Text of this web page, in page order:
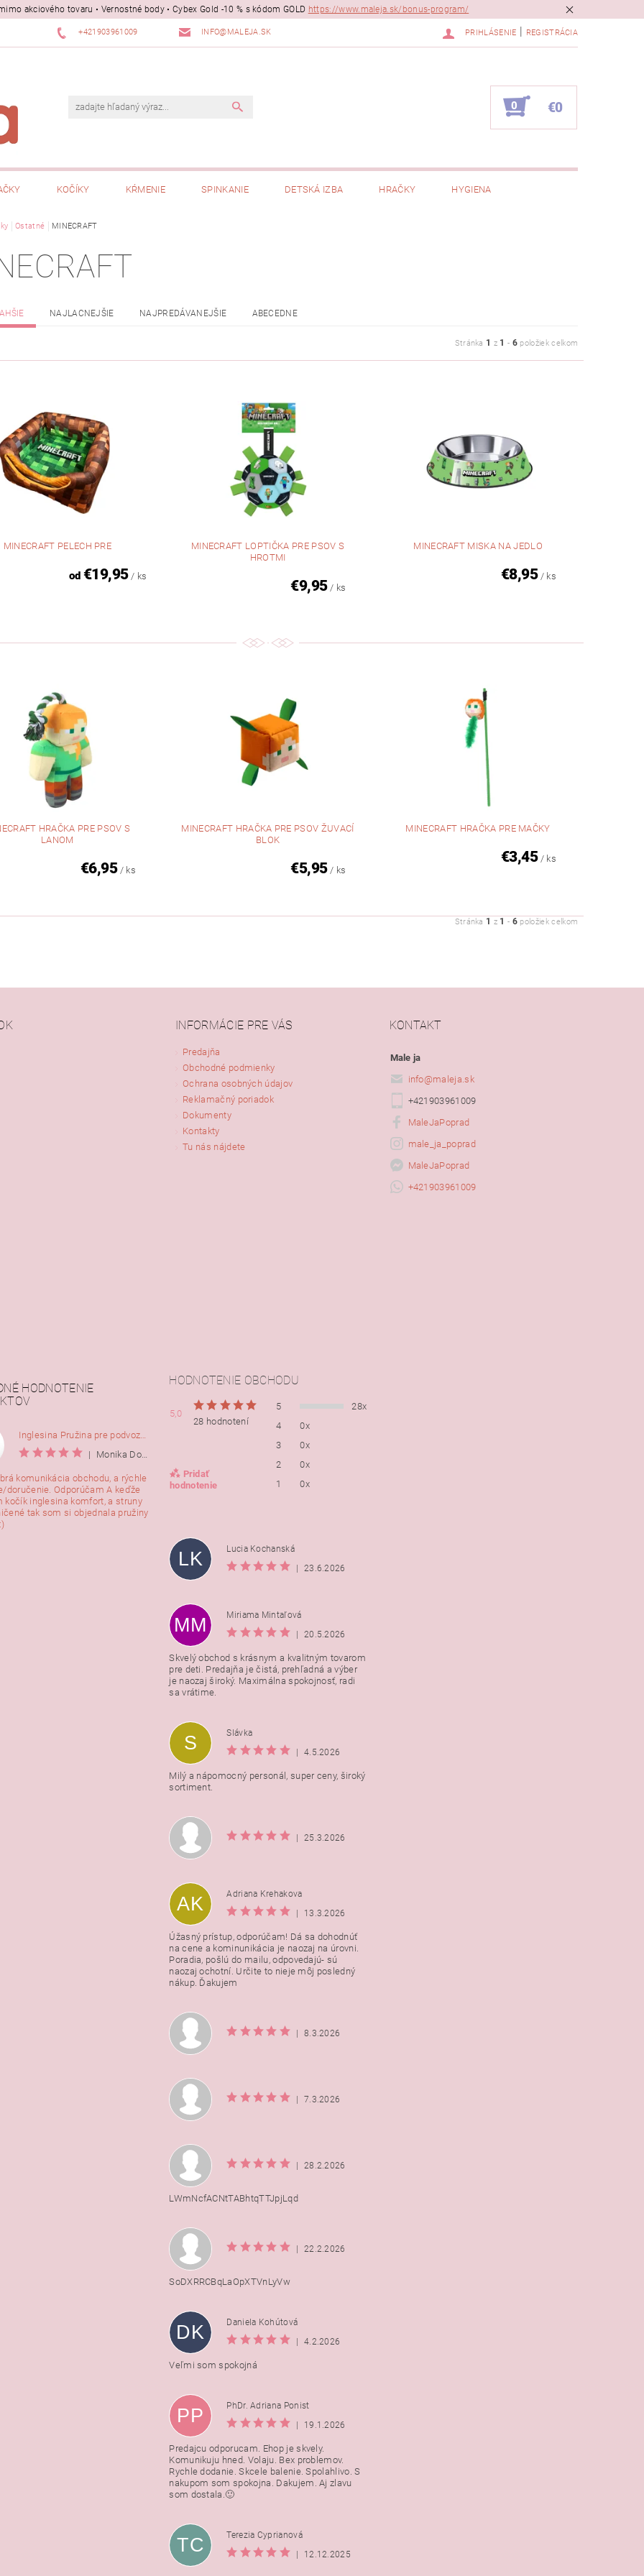
akciového tovaru • Vernostné body • Cybex Gold -10 % s kódom GOLD https://www.maleja.sk/bonus-program/
+421903961009 INFO@MALEJA.SK PRIHLÁSENIE REGISTRÁCIA
0 €0
KOČÍKY KŔMENIE SPINKANIE DETSKÁ IZBA HRAČKY HYGIENA
Ostatné MINECRAFT
NAJLACNEJŠIE NAJPREDÁVANEJŠIE ABECEDNE
Stránka 1 z 1 - 6 položiek celkom
MINECRAFT PELECH PRE
od€19,95 / ks
MINECRAFT LOPTIČKA PRE PSOV S
HROTMI
€9,95 / ks
MINECRAFT MISKA NA JEDLO
€8,95 / ks
HRAČKA PRE PSOV S
LANOM
€6,95 / ks
MINECRAFT HRAČKA PRE PSOV ŽUVACÍ
BLOK
€5,95 / ks
MINECRAFT HRAČKA PRE MAČKY
€3,45 / ks
Stránka 1 z 1 - 6 položiek celkom
INFORMÁCIE PRE VÁS
Predajňa
Obchodné podmienky
Ochrana osobných údajov
Reklamačný poriadok
Dokumenty
Kontakty
Tu nás nájdete
KONTAKT
Male ja
info@maleja.sk
+421903961009
MaleJaPoprad
male_ja_poprad
MaleJaPoprad
+421903961009
HODNOTENIE
Inglesina Pružina pre podvozok Comfort, 2ks
|
Monika Dorušáková
komunikácia obchodu, a rýchle
doručenie. Odporúčam A keďže
kočík inglesina komfort, a struny
tak som si objednala pružiny
HODNOTENIE OBCHODU
5,0
28 hodnotení
Pridať
hodnotenie
5
28x
4
0x
3
0x
2
0x
1
0x
Vložením hodnotenie súhlasíte s
podmienkami ochrany osobných
LK
Lucia Kochanská
|
23.6.2026
MM
Miriama Mintaľová
|
20.5.2026
Skvelý obchod s krásnym a kvalitným tovarom
pre deti. Predajňa je čistá, prehľadná a výber
je naozaj široký. Maximálna spokojnosť, radi
sa vrátime.
S
Slávka
|
4.5.2026
Milý a nápomocný personál, super ceny, široký
sortiment.
| 25.3.2026
AK
Adriana Krehakova
|
13.3.2026
Úžasný prístup, odporúčam! Dá sa dohodnúť
na cene a kominunikácia je naozaj na úrovni.
Poradia, pošlú do mailu, odpovedajú- sú
naozaj ochotní. Určite to nieje môj posledný
nákup. Ďakujem
| 8.3.2026
| 7.3.2026
| 28.2.2026
LWmNcfACNtTABhtqTTJpjLqd
| 22.2.2026
SoDXRRCBqLaOpXTVnLyVw
DK
Daniela Kohútová
|
4.2.2026
Veľmi som spokojná
PP
PhDr. Adriana Ponist
|
19.1.2026
Predajcu odporucam. Ehop je skvely.
Komunikuju hned. Volaju. Bex problemov.
Rychle dodanie. Skcele balenie. Spolahlivo. S
nakupom som spokojna. Dakujem. Aj zlavu
som dostala.🙂
TC
Terezia Cyprianová
|
12.12.2025